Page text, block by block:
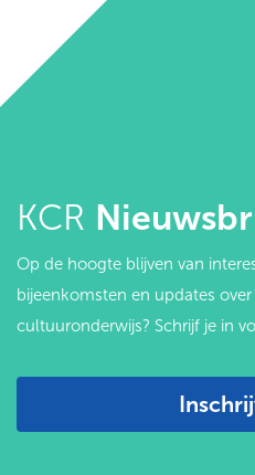
KCR
Op de hoogte blijven van
bijeenkomsten en updates
cultuuronderwijs? Schrijf je in